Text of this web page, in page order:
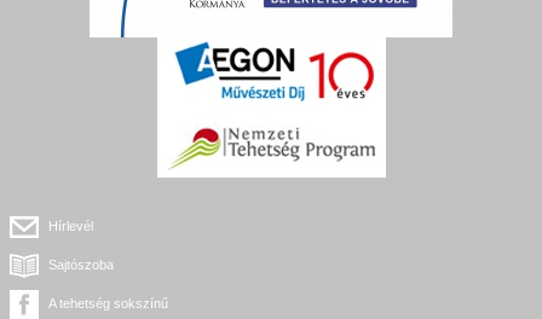
Hírlevél
Sajtószoba
A tehetség sokszínű